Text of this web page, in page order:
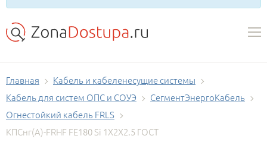
Главная
Кабель и кабеленесущие системы
Кабель для систем ОПС и СОУЭ
СегментЭнергоКабель
Огнестойкий кабель FRLS
КПСнг(А)-FRHF FE180 Si 1Х2Х2.5 ГОСТ